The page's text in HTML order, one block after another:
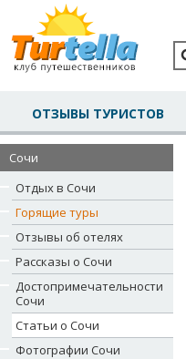
ОТЗЫВЫ ТУРИСТОВ
Сочи
Отдых в Сочи
Горящие туры
Отзывы об отелях
Рассказы о Сочи
Достопримечательности
Сочи
Статьи о Сочи
Фотографии Сочи